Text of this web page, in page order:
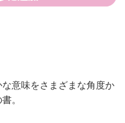
意味をさまざまな角度か
。